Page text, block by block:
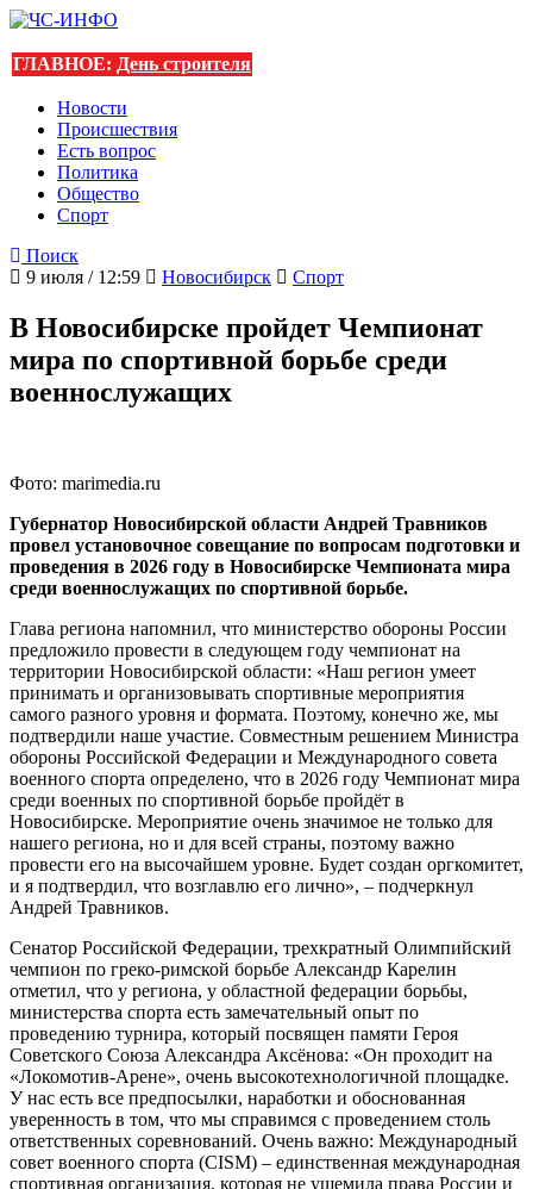
ГЛАВНОЕ: День строителя
Новости
Происшествия
Есть вопрос
Политика
Общество
Спорт
Поиск
9 июля / 12:59
Новосибирск Спорт
В Новосибирске пройдет Чемпионат
мира по спортивной борьбе среди
военнослужащих
Фото: marimedia.ru
Губернатор Новосибирской области Андрей Травников
провел установочное совещание по вопросам подготовки и
проведения в 2026 году в Новосибирске Чемпионата мира
среди военнослужащих по спортивной борьбе.
Глава региона напомнил, что министерство обороны России
предложило провести в следующем году чемпионат на
территории Новосибирской области: «Наш регион умеет
принимать и организовывать спортивные мероприятия
самого разного уровня и формата. Поэтому, конечно же, мы
подтвердили наше участие. Совместным решением Министра
обороны Российской Федерации и Международного совета
военного спорта определено, что в 2026 году Чемпионат мира
среди военных по спортивной борьбе пройдёт в
Новосибирске. Мероприятие очень значимое не только для
нашего региона, но и для всей страны, поэтому важно
провести его на высочайшем уровне. Будет создан оргкомитет,
и я подтвердил, что возглавлю его лично», – подчеркнул
Андрей Травников.
Сенатор Российской Федерации, трехкратный Олимпийский
чемпион по греко-римской борьбе Александр Карелин
отметил, что у региона, у областной федерации борьбы,
министерства спорта есть замечательный опыт по
проведению турнира, который посвящен памяти Героя
Советского Союза Александра Аксёнова: «Он проходит на
«Локомотив-Арене», очень высокотехнологичной площадке.
У нас есть все предпосылки, наработки и обоснованная
уверенность в том, что мы справимся с проведением столь
ответственных соревнований. Очень важно: Международный
совет военного спорта (CISM) – единственная международная
спортивная организация, которая не ущемила права России и